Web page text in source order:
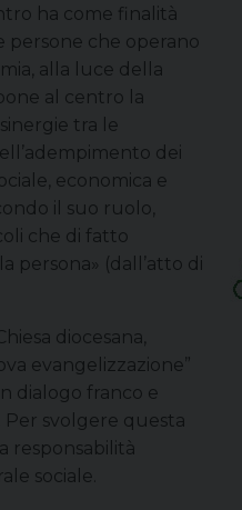
ha come finalità
persone che operano
alla luce della
al centro la
tra le
dei
economica e
il suo ruolo,
che di fatto
persona» (dall’atto di
diocesana,
evangelizzazione”
dialogo franco e
svolgere questa
responsabilità
sociale.